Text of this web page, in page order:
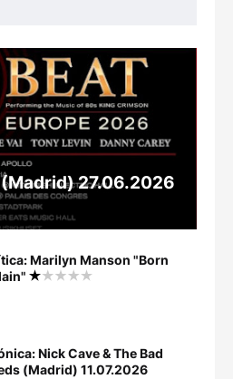
27.06.2026
Marilyn Manson "Born
Nick Cave & The Bad
(Madrid) 11.07.2026